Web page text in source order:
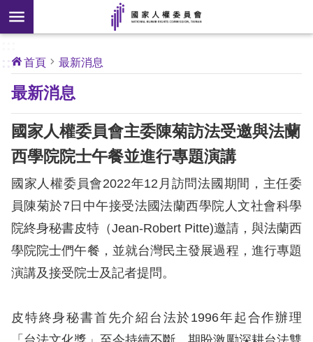
前往主要內容區塊
搜
尋
開
新
]
核
心
人
權
公
約
關
於
本
會
最
新
息
:::
首頁 最新消息
最新消息
國家人權委員會主委陳菊訪法受邀與法蘭
西學院院士午餐並進行專題演講
國家人權委員會2022年12月訪問法國期間，主任委
員陳菊於7日中午接受法國法蘭西學院人文社會科學
院終身秘書皮特（Jean-Robert Pitte)邀請，與法蘭西
學院院士們午餐，並就台灣民主發展過程，進行專題
演講及接受院士及記者提問。
皮特終身秘書首先介紹台法於1996年起合作辦理